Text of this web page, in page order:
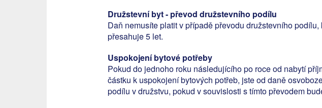
Družstevní byt - převod družstevního podílu
Daň nemusíte platit v případě převodu družstevního
přesahuje 5 let.
Uspokojení bytové potřeby
Pokud do jednoho roku následujícího po roce od nabytí
částku k uspokojení bytových potřeb, jste od daně
podílu v družstvu, pokud v souvislosti s tímto převodem